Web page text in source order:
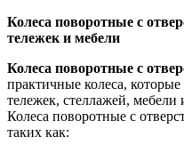
Колеса поворотные с
тележек и мебели
Колеса поворотные с
практичные колеса,
тележек, стеллажей,
Колеса поворотные с
таких как: